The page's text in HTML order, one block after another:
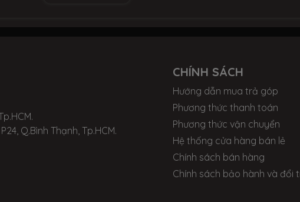
Trident A 9SD-257XVN được xây dựng với card đồ họa GeForce
năng tốt hơn tới 40% so với dòng GeForce GTX 10-Series. Ngoài ra,
Q.Bình Thạnh, Tp.HCM.
CHÍNH SÁCH
Hướng dẫn mua trả góp
Phương thức thanh toán
Phương thức vận chuyển
Hệ thống cửa hàng bán lẻ
Chính sách bán hàng
Chính sách bảo hành và đổi